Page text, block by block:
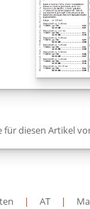
für diesen Artikel
| AT |